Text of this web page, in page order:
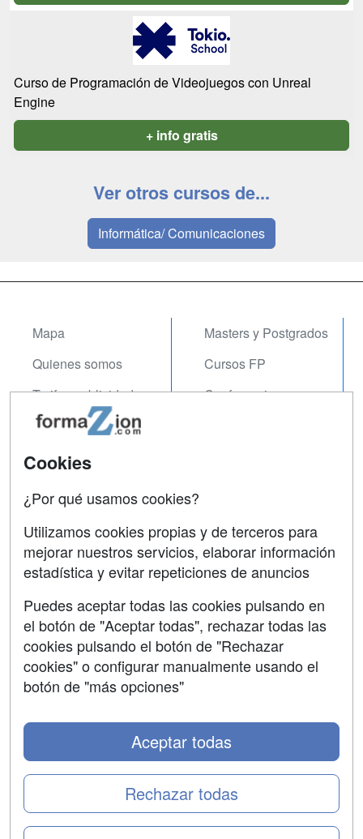
Curso de Programación de Videojuegos con Unreal
Engine
+ info gratis
Ver otros cursos de...
Informática/ Comunicaciones
Mapa
Quienes somos
Tarifas publicidad
Acceso Usuarios
Acceso Centros
Masters y Postgrados
Cursos FP
Conferencias
Contactar
Confidencialidad
Aviso legal
Copyleft
Cookies
¿Por qué usamos cookies?
Utilizamos cookies propias y de terceros para
mejorar nuestros servicios, elaborar información
estadística y evitar repeticiones de anuncios
Puedes aceptar todas las cookies pulsando en
el botón de "Aceptar todas", rechazar todas las
cookies pulsando el botón de "Rechazar
cookies" o configurar manualmente usando el
botón de "más opciones"
Rechazar todas
Aceptar todas